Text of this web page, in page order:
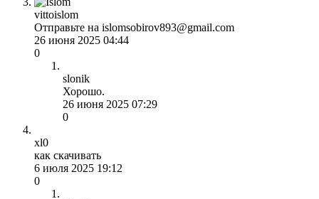
vittoislom
Отправьте на islomsobirov893@gmail.com
26 июня 2025 04:44
0
slonik
Хорошо.
26 июня 2025 07:29
0
xl0
как скачивать
6 июля 2025 19:12
0